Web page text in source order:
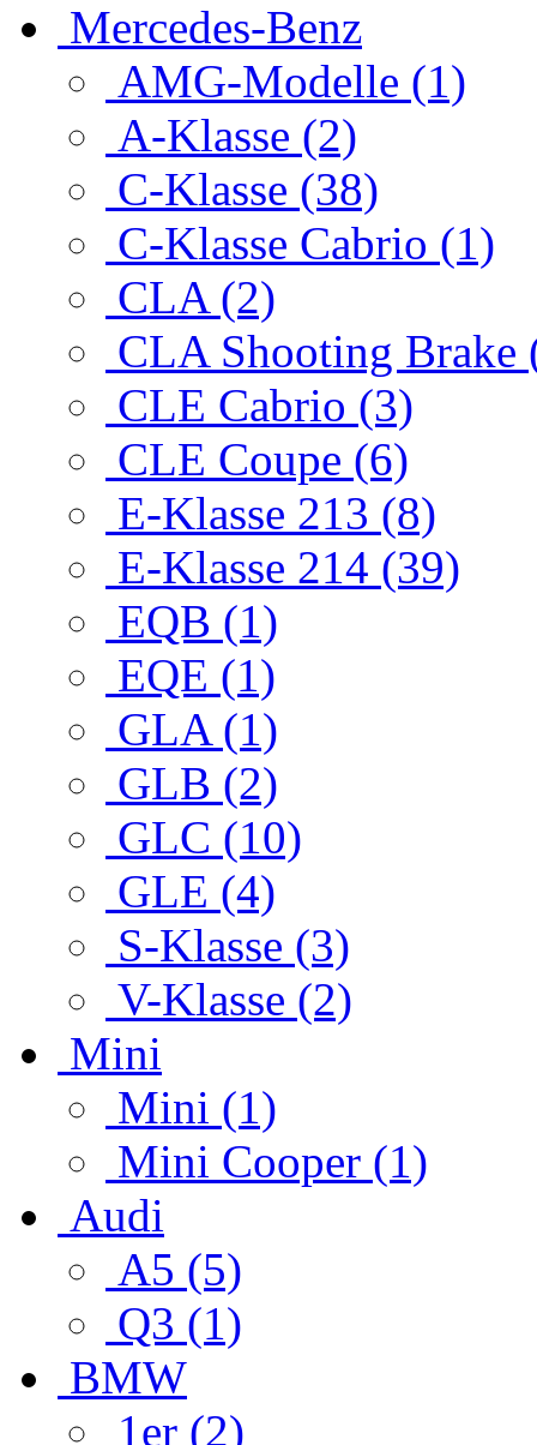
Mercedes-Benz
AMG-Modelle (1)
A-Klasse (2)
C-Klasse (38)
C-Klasse Cabrio (1)
CLA (2)
CLA Shooting Brake
CLE Cabrio (3)
CLE Coupe (6)
E-Klasse 213 (8)
E-Klasse 214 (39)
EQB (1)
EQE (1)
GLA (1)
GLB (2)
GLC (10)
GLE (4)
S-Klasse (3)
V-Klasse (2)
Mini
Mini (1)
Mini Cooper (1)
Audi
A5 (5)
Q3 (1)
BMW
1er (2)